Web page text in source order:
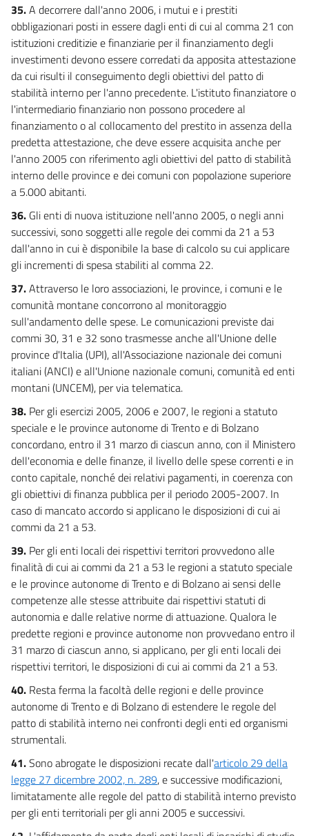
35.A decorrere dall'anno 2006, i mutui e i prestiti
obbligazionari posti in essere dagli enti di cui al comma 21 con
istituzioni creditizie e finanziarie per il finanziamento degli
investimenti devono essere corredati da apposita attestazione
da cui risulti il conseguimento degli obiettivi del patto di
stabilità interno per l'anno precedente. L'istituto finanziatore o
l'intermediario finanziario non possono procedere al
finanziamento o al collocamento del prestito in assenza della
predetta attestazione, che deve essere acquisita anche per
l'anno 2005 con riferimento agli obiettivi del patto di stabilità
interno delle province e dei comuni con popolazione superiore
a 5.000 abitanti.
36. Gli enti di nuova istituzione nell'anno 2005, o negli anni
successivi, sono soggetti alle regole dei commi da 21 a 53
dall'anno in cui è disponibile la base di calcolo su cui applicare
gli incrementi di spesa stabiliti al comma 22.
37.Attraverso le loro associazioni, le province, i comuni e le
comunità montane concorrono al monitoraggio
sull'andamento delle spese. Le comunicazioni previste dai
commi 30, 31 e 32 sono trasmesse anche all'Unione delle
province d'Italia (UPI), all'Associazione nazionale dei comuni
italiani (ANCI) e all'Unione nazionale comuni, comunità ed enti
montani (UNCEM), per via telematica.
38. Per gli esercizi 2005, 2006 e 2007, le regioni a statuto
speciale e le province autonome di Trento e di Bolzano
concordano, entro il 31 marzo di ciascun anno, con il Ministero
dell'economia e delle finanze, il livello delle spese correnti e in
conto capitale, nonché dei relativi pagamenti, in coerenza con
gli obiettivi di finanza pubblica per il periodo 2005-2007. In
caso di mancato accordo si applicano le disposizioni di cui ai
commi da 21 a 53.
39. Per gli enti locali dei rispettivi territori provvedono alle
finalità di cui ai commi da 21 a 53 le regioni a statuto speciale
e le province autonome di Trento e di Bolzano ai sensi delle
competenze alle stesse attribuite dai rispettivi statuti di
autonomia e dalle relative norme di attuazione. Qualora le
predette regioni e province autonome non provvedano entro il
31 marzo di ciascun anno, si applicano, per gli enti locali dei
rispettivi territori, le disposizioni di cui ai commi da 21 a 53.
40. Resta ferma la facoltà delle regioni e delle province
autonome di Trento e di Bolzano di estendere le regole del
patto di stabilità interno nei confronti degli enti ed organismi
strumentali.
41.Sono abrogate le disposizioni recate dall'articolo 29 della
legge 27 dicembre 2002, n. 289, e successive modificazioni,
limitatamente alle regole del patto di stabilità interno previsto
per gli enti territoriali per gli anni 2005 e successivi.